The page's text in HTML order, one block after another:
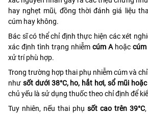
hay nghẹt mũi, đồng thời đánh giá liệu
cúm hay không.
Bác sĩ có thể chỉ định thực hiện các xét
xác định tình trạng nhiễm cúm A hoặc cúm
xử trí phù hợp.
Trong trường hợp thai phụ nhiễm cúm và
như sốt dưới 38°C, ho, hắt hơi, sổ mũi
chủ yếu là sử dụng thuốc theo chỉ định để
Tuy nhiên, nếu thai phụ sốt cao trên 39°C